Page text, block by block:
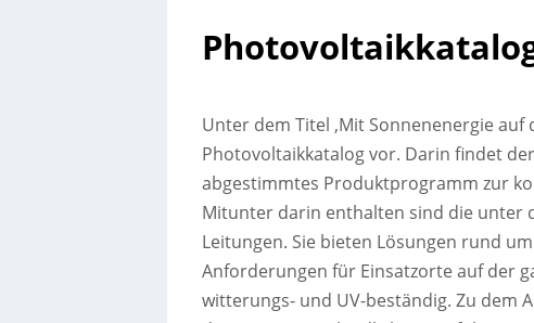
Unter dem Titel ‚Mit Sonnenenergie auf
Photovoltaikkatalog vor. Darin findet
abgestimmtes Produktprogramm zur
Mitunter darin enthalten sind die unter
Leitungen. Sie bieten Lösungen rund
Anforderungen für Einsatzorte auf der
witterungs- und UV-beständig. Zu dem